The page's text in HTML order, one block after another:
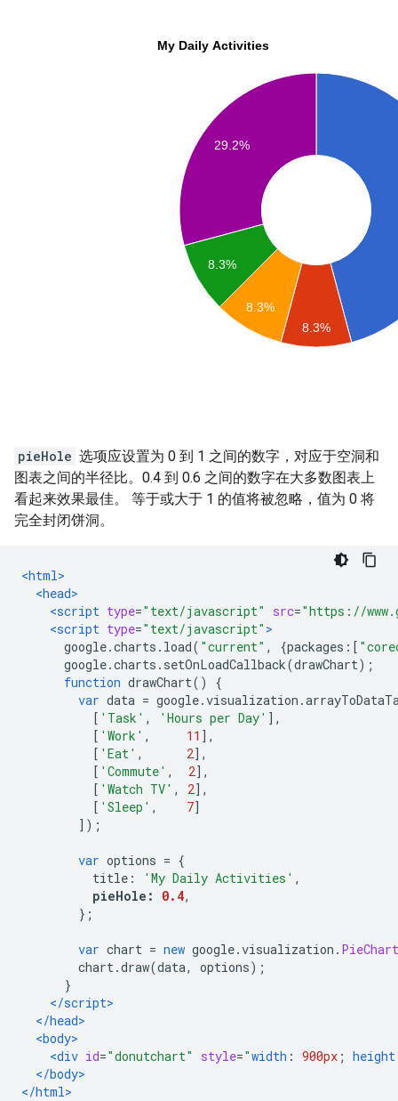
pieHole 选项应设置为 0 到 1 之间的数字，对应于空洞和
图表之间的半径比。0.4 到 0.6 之间的数字在大多数图表上
看起来效果最佳。 等于或大于 1 的值将被忽略，值为 0 将
完全封闭饼洞。
<html>
<head>
<script type="text/javascript" src="https://
<script type="text/javascript" >
google.charts . load( "current" , {packages :[
google.charts . setOnLoadCallback(drawChart);
function drawChart()
{
var data = google.visualization .
[ 'Task' , 'Hours per Day' ],
[ 'Work' , 11 ],
[ 'Eat' , 2],
[ 'Commute' , 2],
[ 'Watch TV' , 2],
[ 'Sleep' , 7]
]);
var options = {
title : 'My Daily Activities' ,
pieHole : 0.4,
};
var chart = new google.visualization . PieChart
chart.draw(data, options);
}
</script>
</head>
<body>
<div id="donutchart" style="width : 900px ; height
</body>
</html>